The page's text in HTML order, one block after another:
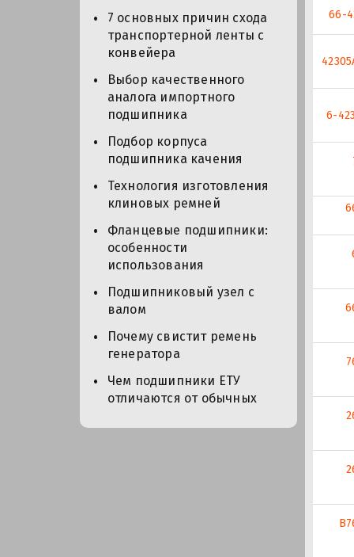
7 основных причин схода
транспортерной ленты с
конвейера
Выбор качественного
аналога импортного
подшипника
Подбор корпуса
подшипника качения
Технология изготовления
клиновых ремней
Фланцевые подшипники:
особенности
использования
Подшипниковый узел с
валом
Почему свистит ремень
генератора
Чем подшипники ЕТУ
отличаются от обычных
66-
6-